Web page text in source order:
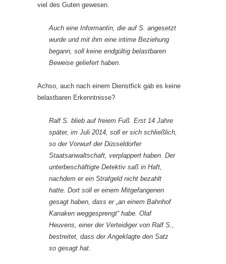
viel des Guten gewesen.
Auch eine Informantin, die auf S. angesetzt
wurde und mit ihm eine intime Beziehung
begann, soll keine endgültig belastbaren
Beweise geliefert haben.
Achso, auch nach einem Dienstfick gab es keine
belastbaren Erkenntnisse?
Ralf S. blieb auf freiem Fuß. Erst 14 Jahre
später, im Juli 2014, soll er sich schließlich,
so der Vorwurf der Düsseldorfer
Staatsanwaltschaft, verplappert haben. Der
unterbeschäftigte Detektiv saß in Haft,
nachdem er ein Strafgeld nicht bezahlt
hatte. Dort soll er einem Mitgefangenen
gesagt haben, dass er „an einem Bahnhof
Kanaken weggesprengt“ habe. Olaf
Heuvens, einer der Verteidiger von Ralf S.,
bestreitet, dass der Angeklagte den Satz
so gesagt hat.